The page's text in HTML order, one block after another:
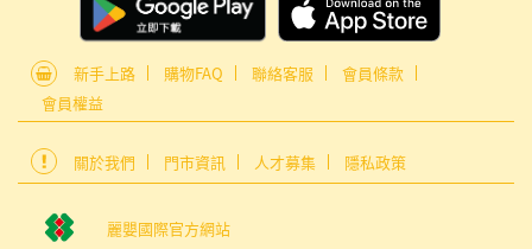
新手上路 購物FAQ 聯絡客服
會員條款
會員權益
關於我們 門市資訊 人才募集 隱私政策
麗嬰國際官方網站